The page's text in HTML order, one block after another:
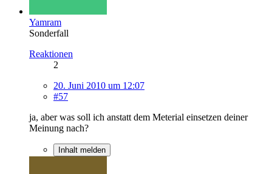
Yamram
Sonderfall
Reaktionen
2
20. Juni 2010 um 12:07
#57
ja, aber was soll ich anstatt dem Meterial einsetzen deiner
Meinung nach?
Inhalt melden